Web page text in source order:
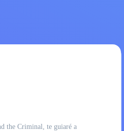
the Criminal, te guiaré a